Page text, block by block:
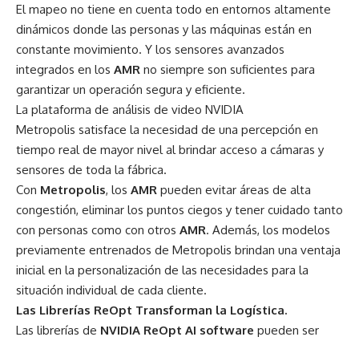
El mapeo no tiene en cuenta todo en entornos altamente
dinámicos donde las personas y las máquinas están en
constante movimiento. Y los sensores avanzados
integrados en los AMR no siempre son suficientes para
garantizar un operación segura y eficiente.
La plataforma de análisis de video NVIDIA
Metropolis satisface la necesidad de una percepción en
tiempo real de mayor nivel al brindar acceso a cámaras y
sensores de toda la fábrica.
Con Metropolis, los AMR pueden evitar áreas de alta
congestión, eliminar los puntos ciegos y tener cuidado tanto
con personas como con otros AMR. Además, los modelos
previamente entrenados de Metropolis brindan una ventaja
inicial en la personalización de las necesidades para la
situación individual de cada cliente.
Las Librerías ReOpt Transforman la Logística.
Las librerías de NVIDIA ReOpt AI software pueden ser